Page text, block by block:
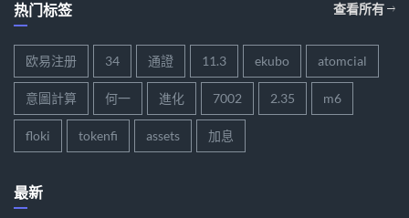
热门标签 查看所有
欧易注册 34 通證 11.3 ekubo atomcial
意圖計算 何一 進化 7002 2.35 m6
floki tokenfi assets 加息
最新